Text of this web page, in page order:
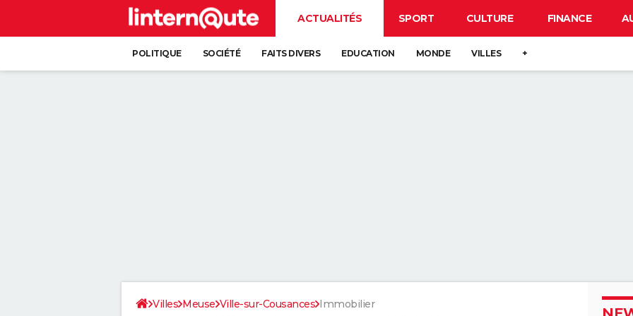
ACTUALITÉS SPORT CULTURE FINANCE
POLITIQUE SOCIÉTÉ FAITS DIVERS EDUCATION MONDE VILLES +
Villes Meuse Ville-sur-Cousances Immobilier